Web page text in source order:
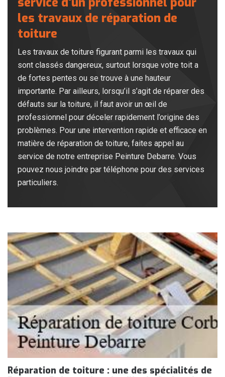
les travaux de réparation de
toiture
Les travaux de toiture figurant parmi les travaux qui
sont classés dangereux, surtout lorsque votre toit a
de fortes pentes ou se trouve à une hauteur
importante. Par ailleurs, lorsqu’il s’agit de réparer des
défauts sur la toiture, il faut avoir un œil de
professionnel pour déceler rapidement l’origine des
problèmes. Pour une intervention rapide et efficace en
matière de réparation de toiture, faites appel au
service de notre entreprise Peinture Debarre. Vous
pouvez nous joindre par téléphone pour des services
particuliers.
Réparation de toiture : une des spécialités de